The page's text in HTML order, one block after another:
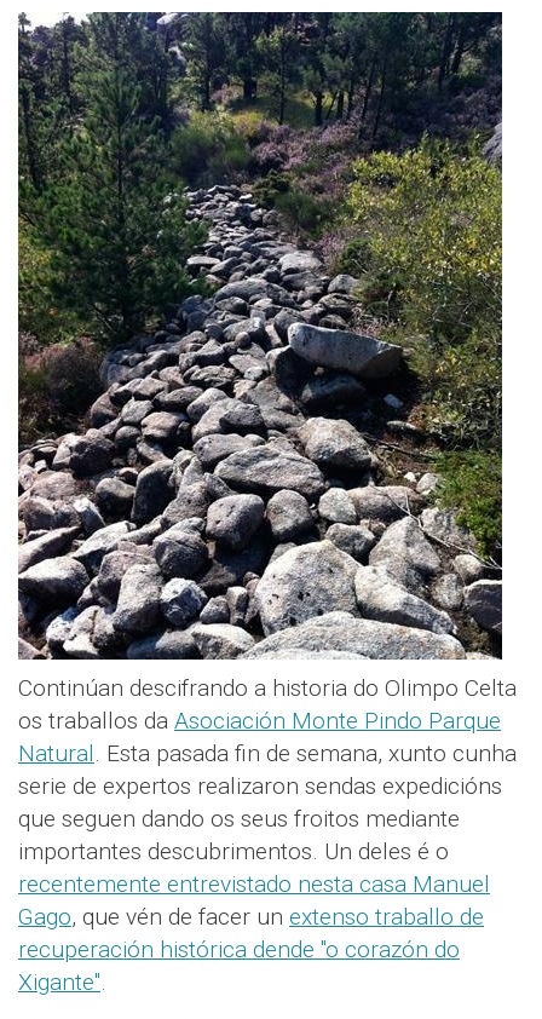
Continúan descifrando a historia do Olimpo Celta
os traballos da Asociación Monte Pindo Parque
Natural. Esta pasada fin de semana, xunto cunha
serie de expertos realizaron sendas expedicións
que seguen dando os seus froitos mediante
importantes descubrimentos. Un deles é o
recentemente entrevistado nesta casa Manuel
Gago, que vén de facer un extenso traballo de
recuperación histórica dende "o corazón do
Xigante".